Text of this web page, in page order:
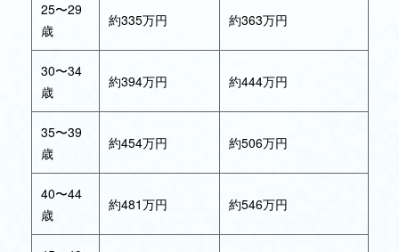
25〜29
歳
約335万円 約363万円
30〜34
歳
約394万円 約444万円
35〜39
歳
約454万円 約506万円
40〜44
歳
約481万円 約546万円